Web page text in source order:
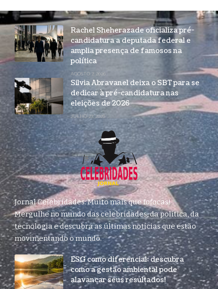
Rachel Sheherazade oficializa pré-
candidatura a deputada federal e
amplia presença de famosos na
política
AGOSTO 7, 2026
Silvia Abravanel deixa o SBT para se
dedicar à pré-candidatura nas
eleições de 2026
JULHO 27, 2026
Jornal Celebridades: Muito mais que fofocas!
Mergulhe no mundo das celebridades, da política, da
tecnologia e descubra as últimas notícias que estão
movimentando o mundo.
ESG como diferencial: descubra
como a gestão ambiental pode
alavancar seus resultados!